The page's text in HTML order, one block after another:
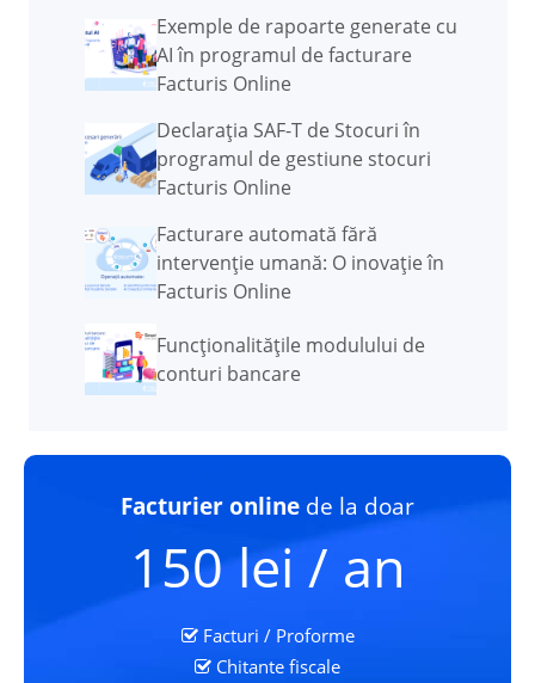
Exemple de rapoarte generate cu
AI în programul de facturare
Facturis Online
Declarația SAF-T de Stocuri în
programul de gestiune stocuri
Facturis Online
Facturare automată fără
intervenție umană: O inovație în
Facturis Online
Funcţionalităţile modulului de
conturi bancare
Facturier online de la doar
150 lei / an
Facturi / Proforme
Chitante fiscale